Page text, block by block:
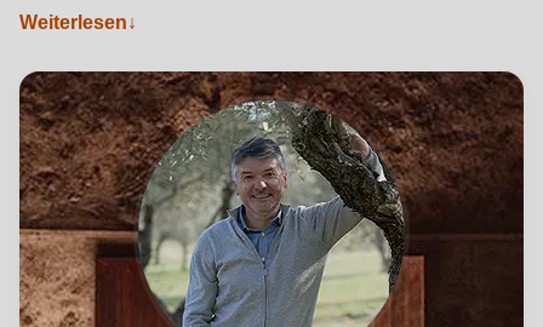
eingebunden und nicht dominant. Am Gaumen Aromen
lange und intensiv nachklingen.
Produktdetails anzeigen →
Weiterlesen